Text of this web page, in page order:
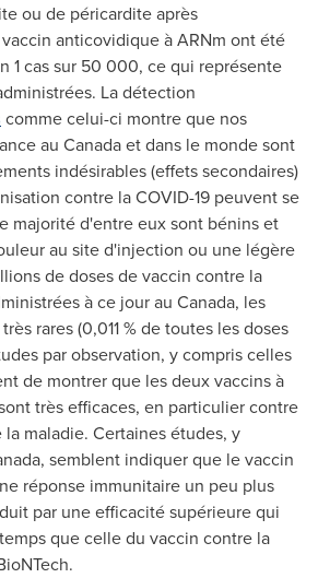
ou de péricardite après
anticovidique à ARNm ont été
1 cas sur 50 000, ce qui représente
La détection
comme celui-ci montre que nos
au Canadaet dans le monde sont
indésirables (effets secondaires)
contre la COVID-19 peuvent se
majorité d'entre eux sont bénins et
au site d'injection ou une légère
de doses de vaccin contre la
à ce jour au Canada, les
rares (0,011 % de toutes les doses
par observation, y compris celles
de montrer que les deux vaccins à
très efficaces, en particulier contre
maladie. Certaines études, y
, semblent indiquer que le vaccin
réponse immunitaire un peu plus
par une efficacité supérieure qui
que celle du vaccin contre la